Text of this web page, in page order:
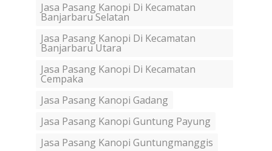
Jasa Pasang Kanopi Di Kecamatan
Banjarbaru Selatan
Jasa Pasang Kanopi Di Kecamatan
Banjarbaru Utara
Jasa Pasang Kanopi Di Kecamatan
Cempaka
Jasa Pasang Kanopi Gadang
Jasa Pasang Kanopi Guntung Payung
Jasa Pasang Kanopi Guntungmanggis